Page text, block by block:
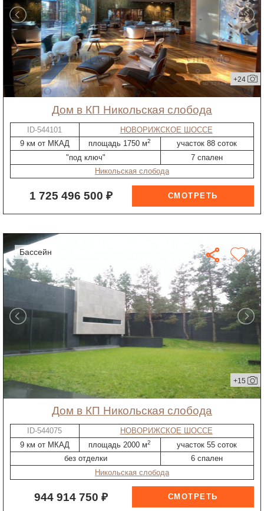
+24
дом в КП Никольская слобода
ID-544101
НОВОРИЖСКОЕ ШОССЕ
9 км от МКАД
площадь 1750 м2
участок 88 соток
"под ключ"
7 спален
Никольская слобода
1 725 496 500 ₽
бассейн
+15
дом в КП Никольская слобода
ID-544075
НОВОРИЖСКОЕ ШОССЕ
9 км от МКАД
площадь 2000 м2
участок 55 соток
без отделки
6 спален
Никольская слобода
944 914 750 ₽